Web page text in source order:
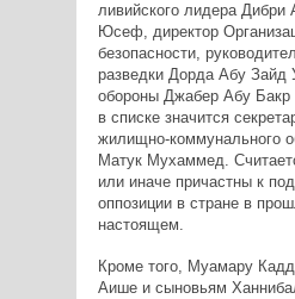
ливийского лидера Дибри
Юсеф, директор
безопасности,
разведки Дорда Абу Зайд
обороны Джабер Абу
в списке значится
жилищно-коммунального
Матук Мухаммед.
или иначе причастны к
оппозиции в стране в
настоящем.
Кроме того, Муамару
Аише и сыновьям